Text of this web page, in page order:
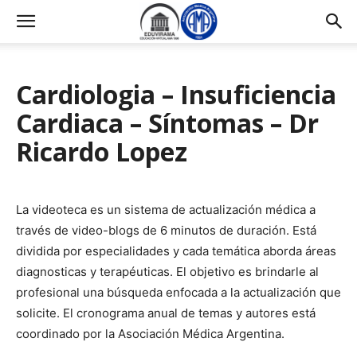
Cardiologia – Insuficiencia
Cardiaca – Síntomas – Dr
Ricardo Lopez
La videoteca es un sistema de actualización médica a
través de video-blogs de 6 minutos de duración. Está
dividida por especialidades y cada temática aborda áreas
diagnosticas y terapéuticas. El objetivo es brindarle al
profesional una búsqueda enfocada a la actualización que
solicite. El cronograma anual de temas y autores está
coordinado por la Asociación Médica Argentina.